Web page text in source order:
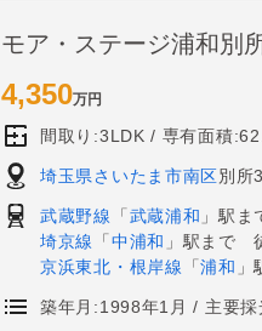
モア・ステージ浦和別
4,350万円
間取り:3LDK 専有面積
埼玉県さいたま市南区別所
武蔵野線 「 武蔵浦和 」駅
埼京線
「 中浦和 」駅まで
京浜東北・根岸線
「浦和
築年月:1998年1月 主要